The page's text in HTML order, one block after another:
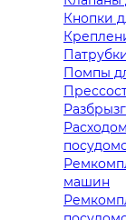
Кнопки
Помпы
машин